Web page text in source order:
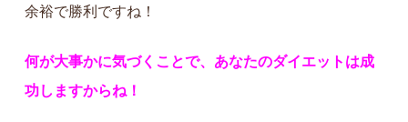
余裕で勝利ですね！
何が大事かに気づくことで、 あなたのダイエットは成
功しますからね！